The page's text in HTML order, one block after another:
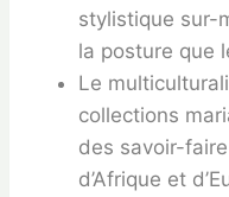
stylistique sur-
la posture que
Le
collections
des savoir-
d’Afrique et